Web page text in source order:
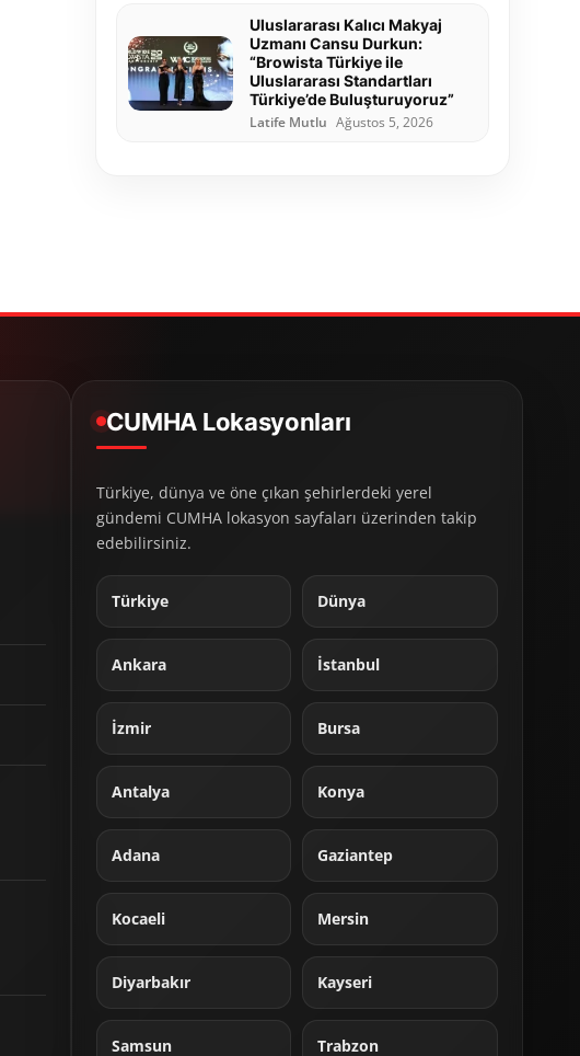
Uluslararası Kalıcı Makyaj
Uzmanı Cansu Durkun:
“Browista Türkiye ile
Uluslararası Standartları
Türkiye’de Buluşturuyoruz”
Latife Mutlu Ağustos 5, 2026
CUMHA Lokasyonları
Türkiye, dünya ve öne çıkan şehirlerdeki yerel
gündemi CUMHA lokasyon sayfaları üzerinden takip
edebilirsiniz.
Türkiye Dünya
Ankara İstanbul
İzmir Bursa
Antalya Konya
Adana Gaziantep
Kocaeli Mersin
Diyarbakır Kayseri
Samsun Trabzon